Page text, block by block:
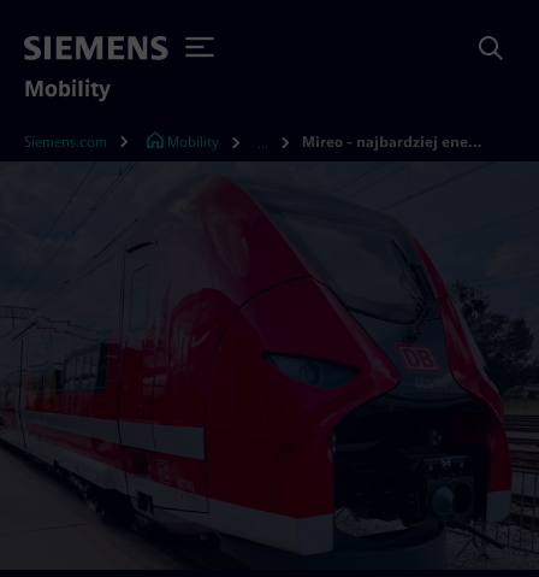
Mobility
Siemens.com Mobility Mireo - najbardziej energooszczędny pociąg regionalny w Europie